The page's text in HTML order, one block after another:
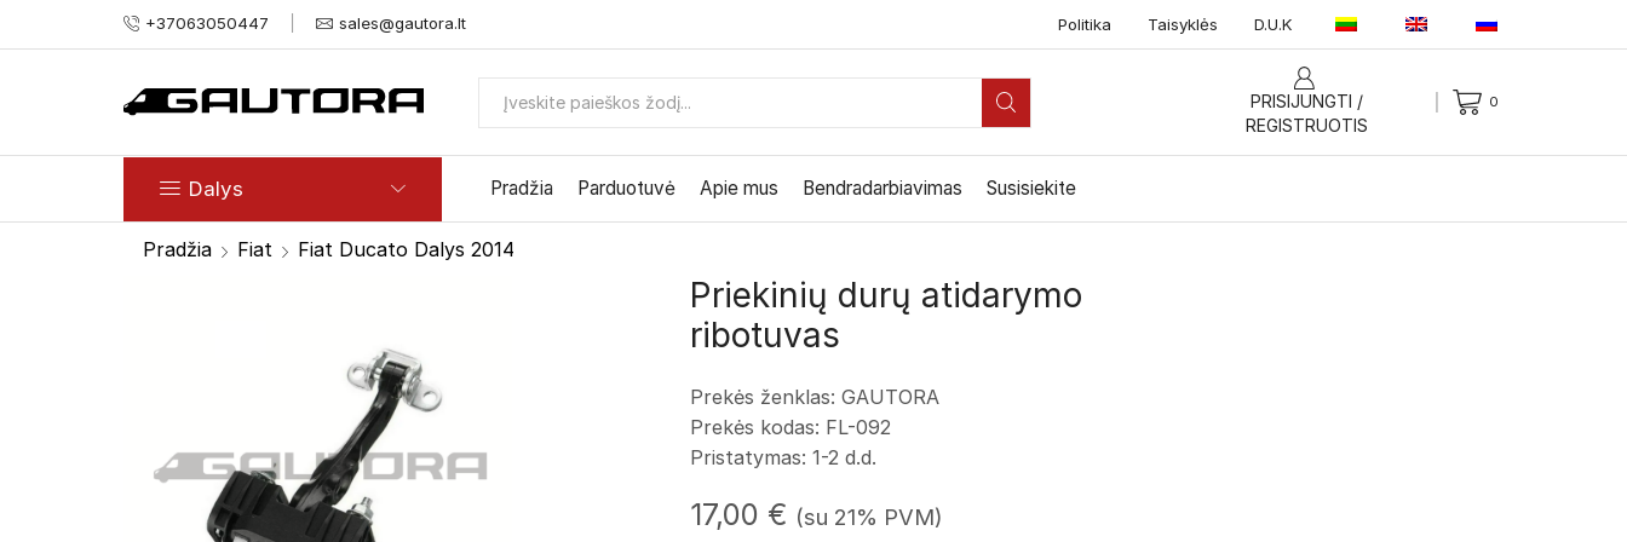
+37063050447 sales@gautora.lt Politika Taisyklės D.U.K
PRISIJUNGTI /
REGISTRUOTIS
0
Dalys Pradžia Parduotuvė Apie mus Bendradarbiavimas Susisiekite
Pradžia Fiat Fiat Ducato Dalys 2014
Priekinių durų atidarymo
ribotuvas
Prekės ženklas: GAUTORA
Prekės kodas: FL-092
Pristatymas: 1-2 d.d.
17,00 € (su 21% PVM)